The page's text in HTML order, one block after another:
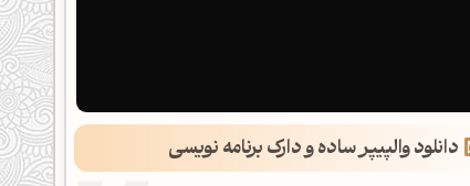
دانلود والپیپر ساده و دارک برنامه نویسی